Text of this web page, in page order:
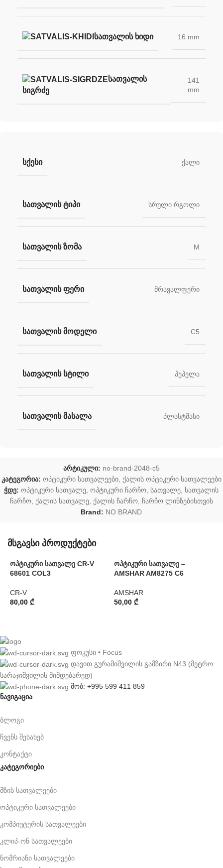
ᲡᲐᲗᲕᲐᲚᲘᲡ ᲮᲘᲓᲘ 16 mm
ᲡᲐᲗᲕᲐᲚᲘᲡ
ᲡᲘᲒᲠᲫᲔ
141
mm
ᲡᲥᲔᲡᲘ ქალი
ᲡᲐᲗᲕᲐᲚᲘᲡ ᲢᲘᲞᲘ სრული რგოლი
ᲡᲐᲗᲕᲐᲚᲘᲡ ᲖᲝᲛᲐ M
ᲡᲐᲗᲕᲐᲚᲘᲡ ᲤᲔᲠᲘ მრავალფერი
ᲡᲐᲗᲕᲐᲚᲘᲡ ᲛᲝᲓᲔᲚᲘ C5
ᲡᲐᲗᲕᲐᲚᲘᲡ ᲡᲢᲘᲚᲘ პეპელა
ᲡᲐᲗᲕᲐᲚᲘᲡ ᲛᲐᲡᲐᲚᲐ პლასტმასი
არტიკული: no-brand-2048-c5
კატეგორია: ოპტიკური სათვალეები, ქალის ოპტიკური სათვალეები
ჭდე: ოპტიკური სათვალე, ოპტიკური ჩარჩო, სათვალე, სათვალის
ჩარჩო, ქალის სათვალე, ქალის ჩარჩო, ჩარჩო ლინზებისთვის
Brand: NO BRAND
მსგავსი პროდუქტები
ოპტიკური სათვალე CR-V
68601 COL3
CR-V
80,00 ₾
ოპტიკური სათვალე –
AMSHAR AM8275 C6
AMSHAR
50,00 ₾
ფოკუსი • Focus
დავით გურამიშვილის გამზირი N43 (მეტრო
სარაჯიშვილის მიმდებარედ)
მობ: +995 599 411 859
ნავიგაცია
ბლოგი
ჩვენს შესახებ
კონტაქტი
კატეგორიები
მზის სათვალეები
ოპტიკური სათვალეები
კომპიუტერის სათვალეები
კლიპ-ონ სათვალეები
ნომრიანი სათვალეები